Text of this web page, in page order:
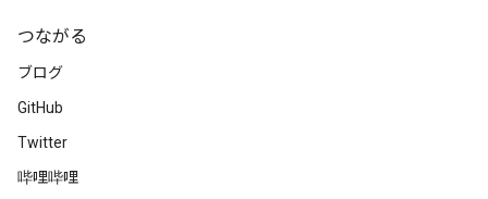
つながる
ブログ
GitHub
Twitter
哔哩哔哩